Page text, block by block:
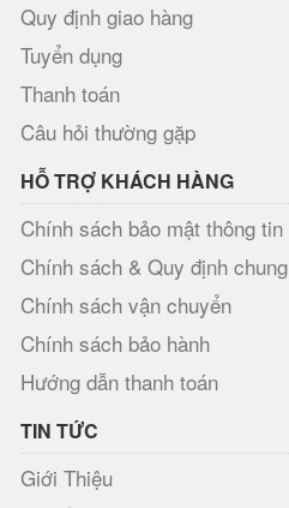
Quy định giao hàng
Tuyển dụng
Thanh toán
Câu hỏi thường gặp
HỖ TRỢ KHÁCH HÀNG
Chính sách bảo mật thông tin
Chính sách & Quy định chung
Chính sách vận chuyển
Chính sách bảo hành
Hướng dẫn thanh toán
TIN TỨC
Giới Thiệu